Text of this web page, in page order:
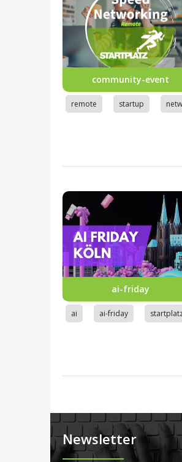
community-event
remote startup
ai-friday
ai ai-friday
Newsletter